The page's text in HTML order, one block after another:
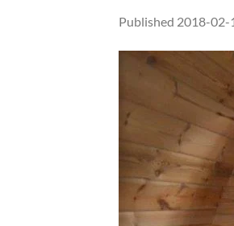
Published 2018-02-